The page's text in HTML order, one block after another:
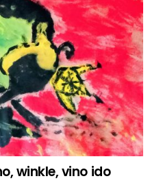
winkle, vino ido